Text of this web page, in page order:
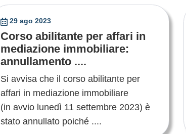
29 ago 2023
Corso abilitante per affari in
mediazione immobiliare:
annullamento ....
Si avvisa che il corso abilitante per
affari in mediazione immobiliare
(in avvio lunedì 11 settembre 2023) è
stato annullato poiché ....